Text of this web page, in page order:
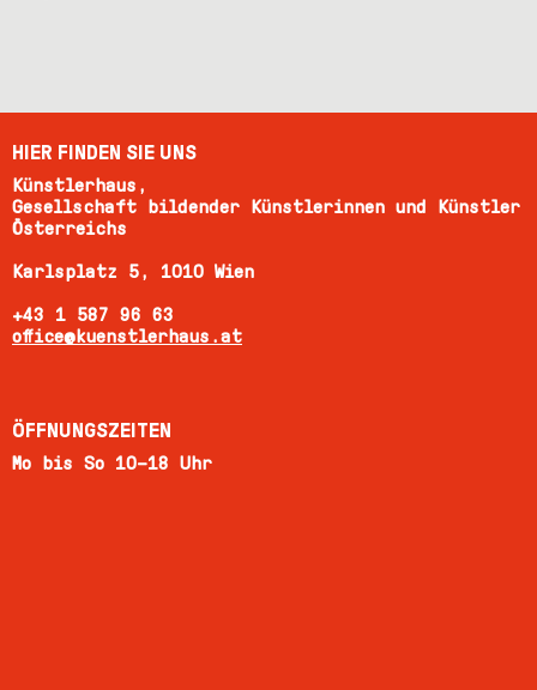
HIER FINDEN SIE UNS
Künstlerhaus,
Gesellschaft bildender Künstlerinnen und Künstler
Österreichs
Karlsplatz 5, 1010 Wien
+43 1 587 96 63
office@kuenstlerhaus.at
ÖFFNUNGSZEITEN
Mo bis So 10–18 Uhr